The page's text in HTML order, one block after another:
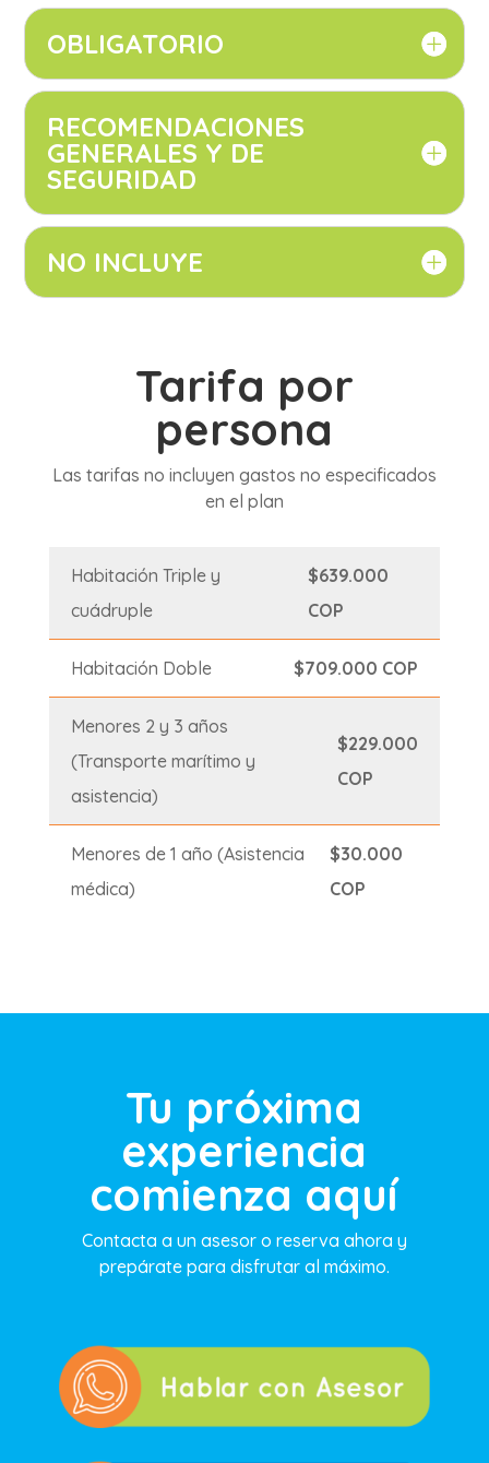
OBLIGATORIO
RECOMENDACIONES
GENERALES Y DE
SEGURIDAD
NO INCLUYE
Tarifa por
persona
Las tarifas no incluyen gastos no especificados
en el plan
Habitación Triple y
cuádruple
$639.000
COP
Habitación Doble $709.000 COP
Menores 2 y 3 años
(Transporte marítimo y
asistencia)
$229.000
COP
Menores de 1 año (Asistencia
médica)
$30.000
COP
Tu próxima
experiencia
comienza aquí
Contacta a un asesor o reserva ahora y
prepárate para disfrutar al máximo.